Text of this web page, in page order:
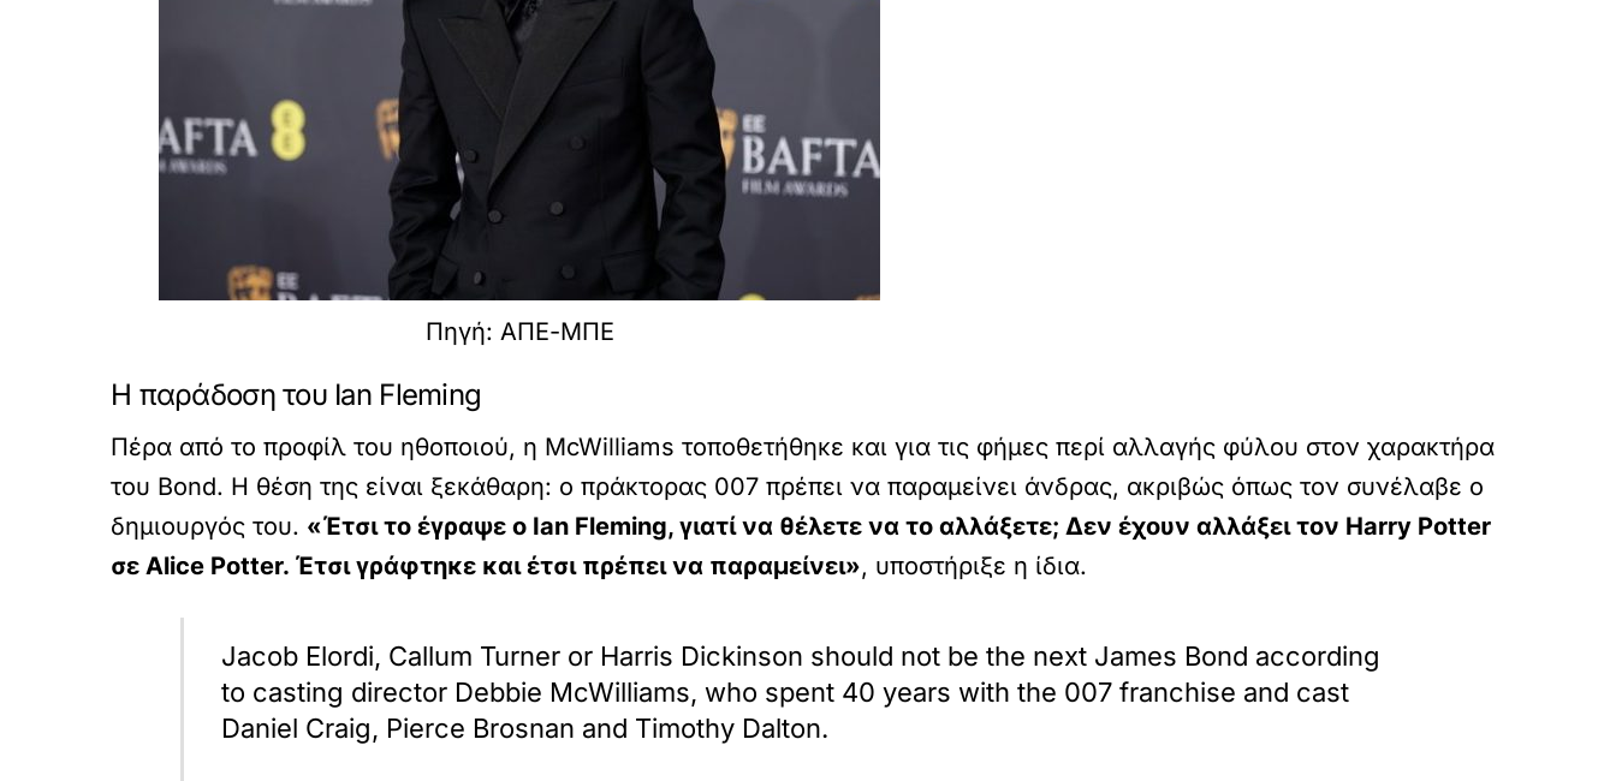
Πηγή: ΑΠΕ-ΜΠΕ
Η παράδοση του Ian Fleming
Πέρα από το προφίλ του ηθοποιού, η McWilliams τοποθετήθηκε και για τις φήμες περί αλλαγής φύλου στον χαρακτήρα
του Bond. Η θέση της είναι ξεκάθαρη: ο πράκτορας 007 πρέπει να παραμείνει άνδρας, ακριβώς όπως τον συνέλαβε ο
δημιουργός του. «Έτσι το έγραψε ο Ian Fleming, γιατί να θέλετε να το αλλάξετε; Δεν έχουν αλλάξει τον Harry Potter
σε Alice Potter. Έτσι γράφτηκε και έτσι πρέπει να παραμείνει», υποστήριξε η ίδια.
Jacob Elordi, Callum Turner or Harris Dickinson should not be the next James Bond according
to casting director Debbie McWilliams, who spent 40 years with the 007 franchise and cast
Daniel Craig, Pierce Brosnan and Timothy Dalton.